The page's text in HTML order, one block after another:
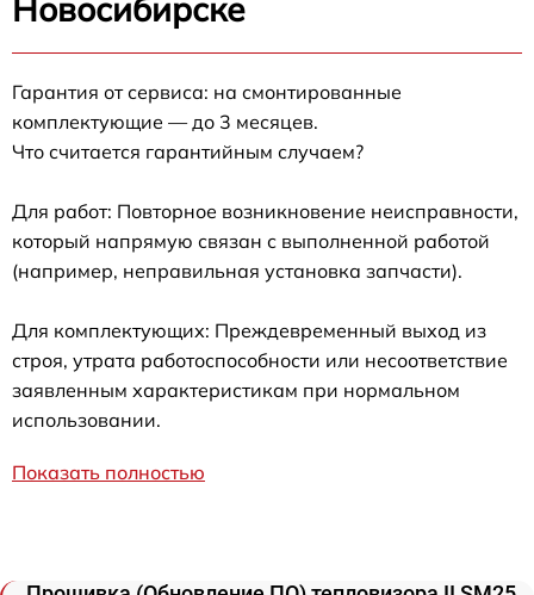
Новосибирске
Гарантия от сервиса: на смонтированные
комплектующие — до 3 месяцев.
Что считается гарантийным случаем?
Для работ: Повторное возникновение неисправности,
который напрямую связан с выполненной работой
(например, неправильная установка запчасти).
Для комплектующих: Преждевременный выход из
строя, утрата работоспособности или несоответствие
заявленным характеристикам при нормальном
использовании.
Показать полностью